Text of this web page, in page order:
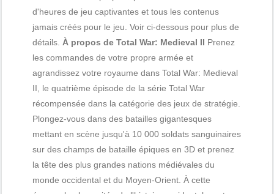
d'heures de jeu captivantes et tous les contenus
jamais créés pour le jeu. Voir ci-dessous pour plus de
détails. À propos de Total War: Medieval II Prenez
les commandes de votre propre armée et
agrandissez votre royaume dans Total War: Medieval
II, le quatrième épisode de la série Total War
récompensée dans la catégorie des jeux de stratégie.
Plongez-vous dans des batailles gigantesques
mettant en scène jusqu'à 10 000 soldats sanguinaires
sur des champs de bataille épiques en 3D et prenez
la tête des plus grandes nations médiévales du
monde occidental et du Moyen-Orient. À cette